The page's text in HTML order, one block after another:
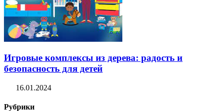
Игровые комплексы из дерева: радость и
безопасность для детей
16.01.2024
Рубрики